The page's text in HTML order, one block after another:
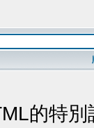
的特